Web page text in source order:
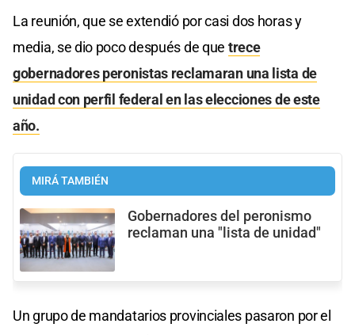
La reunión, que se extendió por casi dos horas y
media, se dio poco después de que trece
gobernadores peronistas reclamaran una lista de
unidad con perfil federal en las elecciones de este
año.
MIRÁ TAMBIÉN
Gobernadores del peronismo
reclaman una "lista de unidad"
Un grupo de mandatarios provinciales pasaron por el